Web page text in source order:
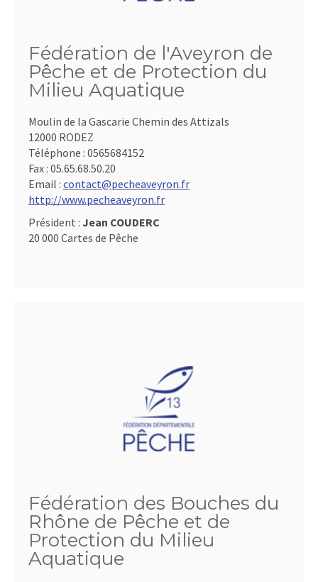
Fédération de l'Aveyron de
Pêche et de Protection du
Milieu Aquatique
Moulin de la Gascarie Chemin des Attizals
12000 RODEZ
Téléphone : 0565684152
Fax : 05.65.68.50.20
Email : contact@pecheaveyron.fr
http://www.pecheaveyron.fr
Président : Jean COUDERC
20 000 Cartes de Pêche
Fédération des Bouches du
Rhône de Pêche et de
Protection du Milieu
Aquatique